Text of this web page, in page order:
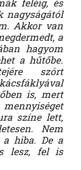
feléig, és
nagyságától
Akkor van
a
hagyom
a hűtőbe.
szórt
is, mert
színe lett,
Nem
a hiba. De a
lesz, fel is